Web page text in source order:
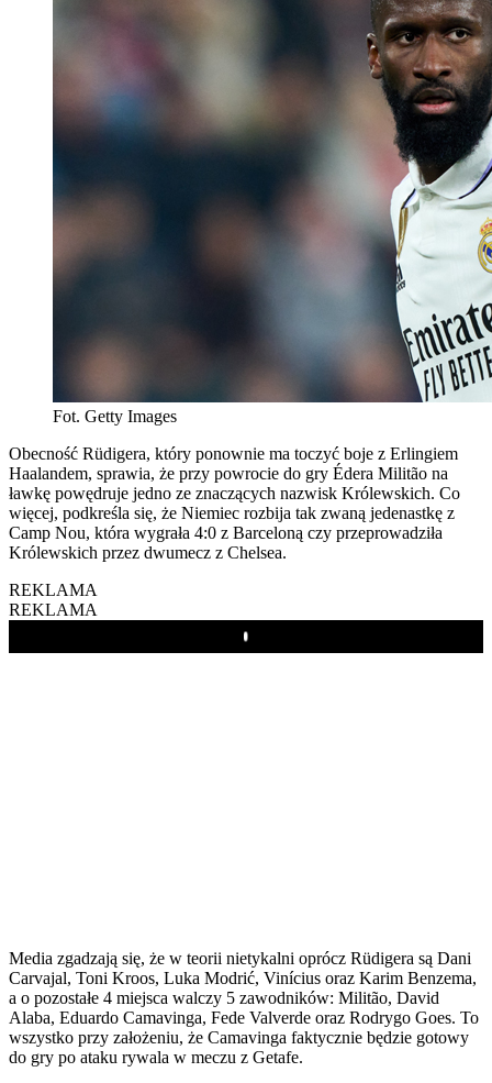
Fot. Getty Images
Obecność Rüdigera, który ponownie ma toczyć boje z Erlingiem
Haalandem, sprawia, że przy powrocie do gry Édera Militão na
ławkę powędruje jedno ze znaczących nazwisk Królewskich. Co
więcej, podkreśla się, że Niemiec rozbija tak zwaną jedenastkę z
Camp Nou, która wygrała 4:0 z Barceloną czy przeprowadziła
Królewskich przez dwumecz z Chelsea.
REKLAMA
REKLAMA
Play
Media zgadzają się, że w teorii nietykalni oprócz Rüdigera są Dani
Carvajal, Toni Kroos, Luka Modrić, Vinícius oraz Karim Benzema,
a o pozostałe 4 miejsca walczy 5 zawodników: Militão, David
Alaba, Eduardo Camavinga, Fede Valverde oraz Rodrygo Goes. To
wszystko przy założeniu, że Camavinga faktycznie będzie gotowy
do gry po ataku rywala w meczu z Getafe.